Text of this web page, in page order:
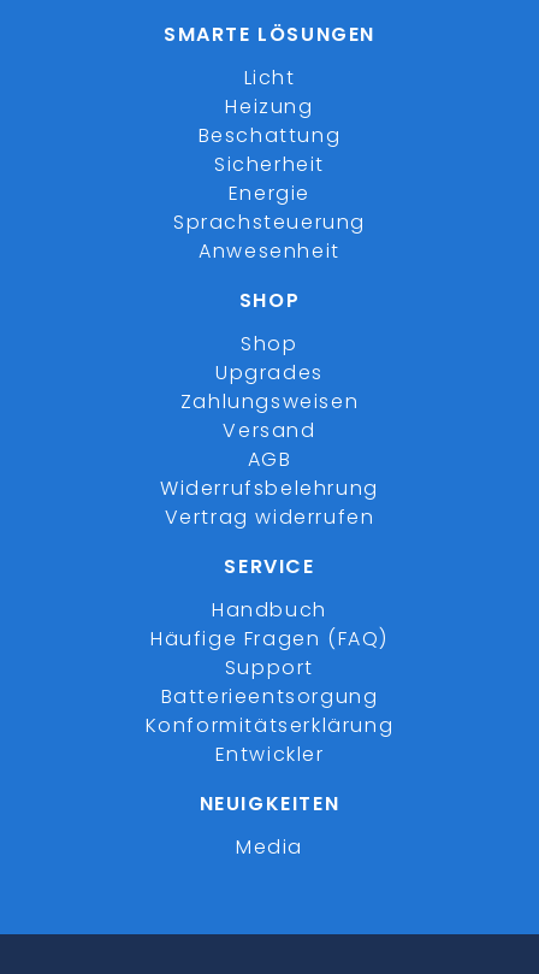
SMARTE LÖSUNGEN
Licht
Heizung
Beschattung
Sicherheit
Energie
Sprachsteuerung
Anwesenheit
SHOP
Shop
Upgrades
Zahlungsweisen
Versand
AGB
Widerrufsbelehrung
Vertrag widerrufen
SERVICE
Handbuch
Häufige Fragen (FAQ)
Support
Batterieentsorgung
Konformitätserklärung
Entwickler
NEUIGKEITEN
Media